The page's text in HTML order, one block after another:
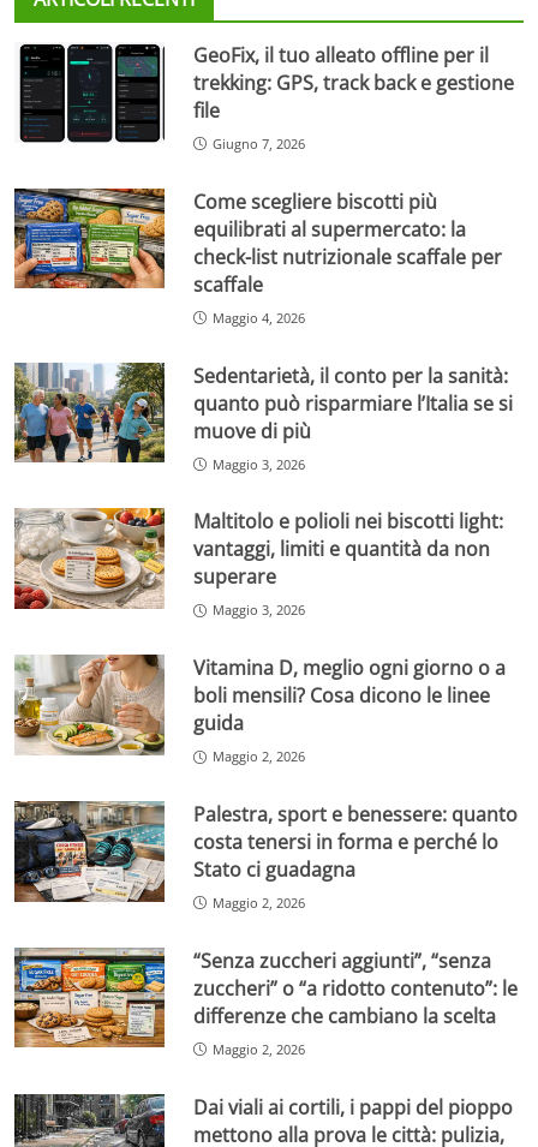
GeoFix, il tuo alleato offline per il
trekking: GPS, track back e gestione
file
Giugno 7, 2026
Come scegliere biscotti più
equilibrati al supermercato: la
check-list nutrizionale scaffale per
scaffale
Maggio 4, 2026
Sedentarietà, il conto per la sanità:
quanto può risparmiare l’Italia se si
muove di più
Maggio 3, 2026
Maltitolo e polioli nei biscotti light:
vantaggi, limiti e quantità da non
superare
Maggio 3, 2026
Vitamina D, meglio ogni giorno o a
boli mensili? Cosa dicono le linee
guida
Maggio 2, 2026
Palestra, sport e benessere: quanto
costa tenersi in forma e perché lo
Stato ci guadagna
Maggio 2, 2026
“Senza zuccheri aggiunti”, “senza
zuccheri” o “a ridotto contenuto”: le
differenze che cambiano la scelta
Maggio 2, 2026
Dai viali ai cortili, i pappi del pioppo
mettono alla prova le città: pulizia,